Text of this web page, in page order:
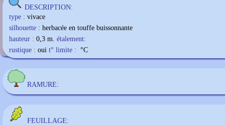
DESCRIPTION:
type : vivace
silhouette : herbacée en touffe buissonnante
hauteur : 0,3 m. étalement:
rustique : oui t° limite : °C
RAMURE:
FEUILLAGE: